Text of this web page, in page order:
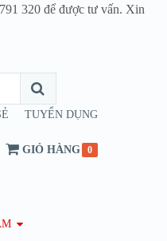
320 để được tư vấn. Xin
TUYỂN DỤNG
GIỎ HÀNG 0